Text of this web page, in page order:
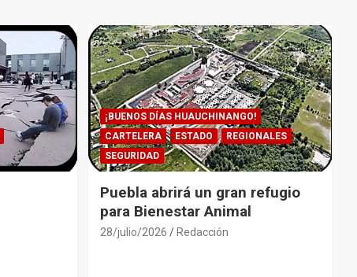
¡BUENOS DÍAS HUAUCHINANGO!
CARTELERA
ESTADO
REGIONALES
SEGURIDAD
Puebla abrirá un gran refugio
para Bienestar Animal
28/julio/2026 Redacción